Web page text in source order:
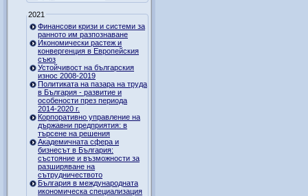
2021
Финансови кризи и системи за
ранното им разпознаване
Икономически растеж и
конвергенция в Европейския
съюз
Устойчивост на българския
износ 2008-2019
Политиката на пазара на труда
в България - развитие и
особености през периода
2014-2020 г.
Корпоративно управление на
държавни предприятия: в
търсене на решения
Академичната сфера и
бизнесът в България:
състояние и възможности за
разширяване на
сътрудничеството
България в международната
икономическа специализация